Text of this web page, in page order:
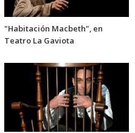
"Habitación Macbeth", en
Teatro La Gaviota